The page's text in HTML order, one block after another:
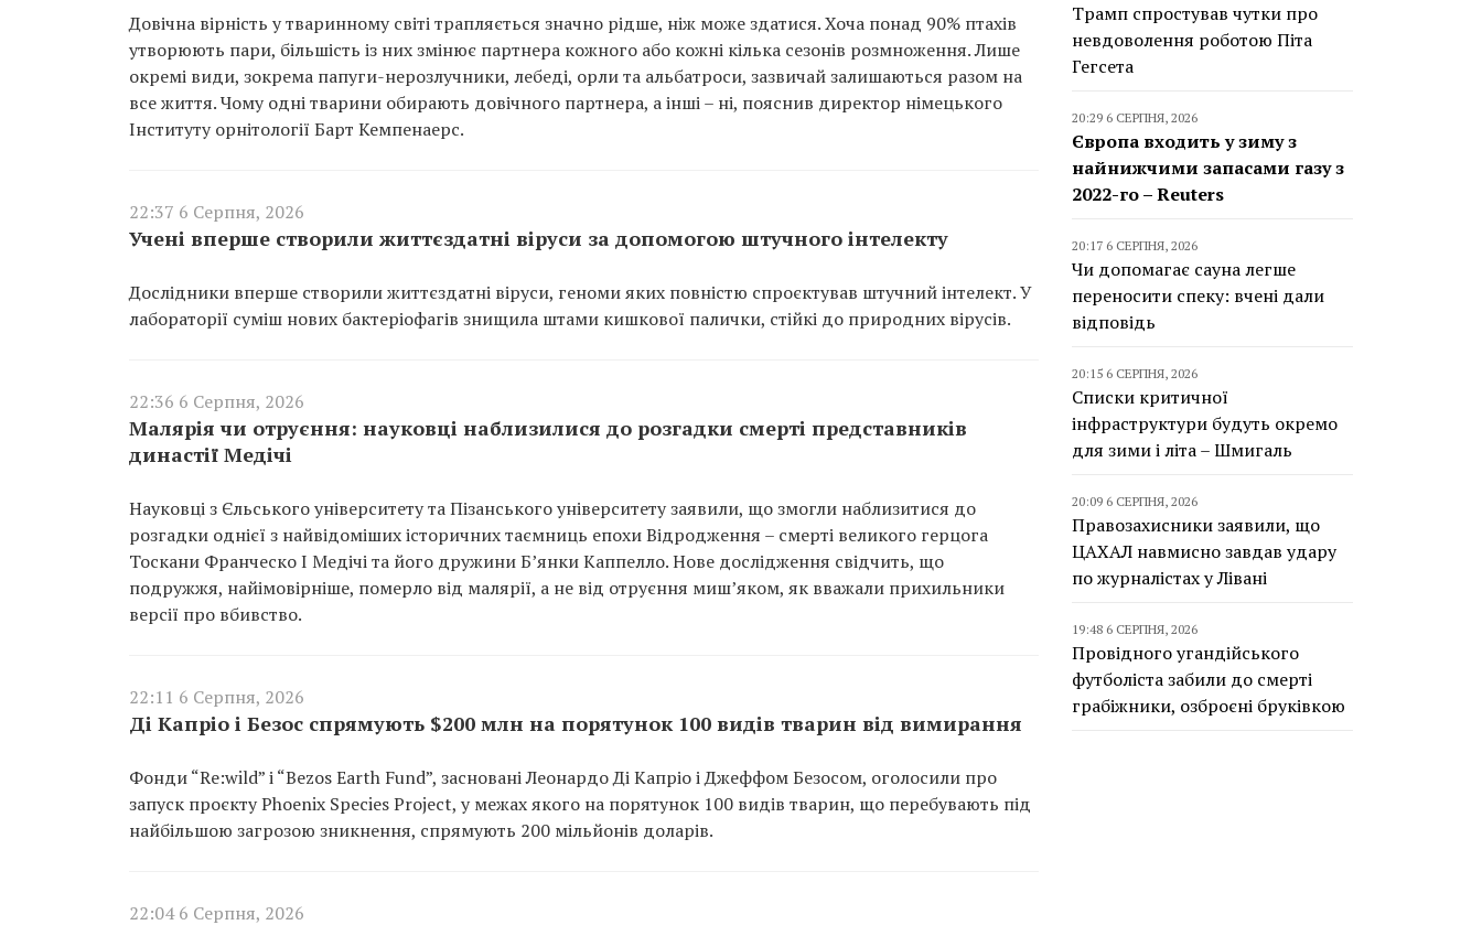
Довічна вірність у тваринному світі трапляється значно рідше, ніж може здатися. Хоча понад 90% птахів
утворюють пари, більшість із них змінює партнера кожного або кожні кілька сезонів розмноження. Лише
окремі види, зокрема папуги-нерозлучники, лебеді, орли та альбатроси, зазвичай залишаються разом на
все життя. Чому одні тварини обирають довічного партнера, а інші – ні, пояснив директор німецького
Інституту орнітології Барт Кемпенаерс.
22:37 6 Серпня, 2026
Учені вперше створили життєздатні віруси за допомогою штучного інтелекту
Дослідники вперше створили життєздатні віруси, геноми яких повністю спроєктував штучний інтелект. У
лабораторії суміш нових бактеріофагів знищила штами кишкової палички, стійкі до природних вірусів.
22:36 6 Серпня, 2026
Малярія чи отруєння: науковці наблизилися до розгадки смерті представників
династії Медічі
Науковці з Єльського університету та Пізанського університету заявили, що змогли наблизитися до
розгадки однієї з найвідоміших історичних таємниць епохи Відродження – смерті великого герцога
Тоскани Франческо I Медічі та його дружини Б’янки Каппелло. Нове дослідження свідчить, що
подружжя, найімовірніше, померло від малярії, а не від отруєння миш’яком, як вважали прихильники
версії про вбивство.
22:11 6 Серпня, 2026
Ді Капріо і Безос спрямують $200 млн на порятунок 100 видів тварин від вимирання
Фонди “Re:wild” і “Bezos Earth Fund”, засновані Леонардо Ді Капріо і Джеффом Безосом, оголосили про
запуск проєкту Phoenix Species Project, у межах якого на порятунок 100 видів тварин, що перебувають під
найбільшою загрозою зникнення, спрямують 200 мільйонів доларів.
22:04 6 Серпня, 2026
Трамп спростував чутки про
невдоволення роботою Піта
Гегсета
20:29 6 СЕРПНЯ, 2026
Європа входить у зиму з
найнижчими запасами газу з
2022-го – Reuters
20:17 6 СЕРПНЯ, 2026
Чи допомагає сауна легше
переносити спеку: вчені дали
відповідь
20:15 6 СЕРПНЯ, 2026
Списки критичної
інфраструктури будуть окремо
для зими і літа – Шмигаль
20:09 6 СЕРПНЯ, 2026
Правозахисники заявили, що
ЦАХАЛ навмисно завдав удару
по журналістах у Лівані
19:48 6 СЕРПНЯ, 2026
Провідного угандійського
футболіста забили до смерті
грабіжники, озброєні бруківкою